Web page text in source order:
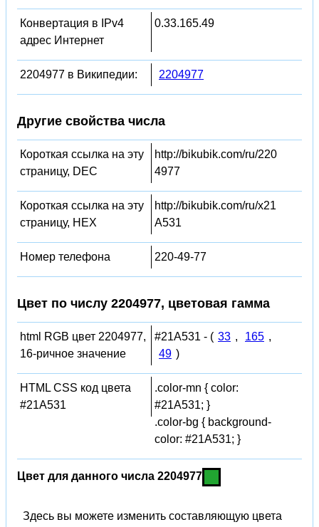
Конвертация в IPv4
адрес Интернет
0.33.165.49
2204977 в Википедии: 2204977
Другие свойства числа
Короткая ссылка на эту
страницу, DEC
http://bikubik.com/ru/220
4977
Короткая ссылка на эту
страницу, HEX
http://bikubik.com/ru/x21
A531
Номер телефона 220-49-77
Цвет по числу 2204977, цветовая гамма
html RGB цвет 2204977,
16-ричное значение
#21A531 - ( 33 , 165 ,
49 )
HTML CSS код цвета
#21A531
.color-mn { color:
#21A531; }
.color-bg { background-
color: #21A531; }
Цвет для данного числа 2204977
Здесь вы можете изменить составляющую цвета